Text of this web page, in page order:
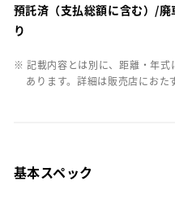
預託済（支払総額に含む）/
り
※ 記載内容とは別に、距離・年式
あります。詳細は販売店におた
基本スペック